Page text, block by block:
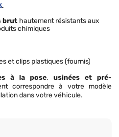
brut hautement résistants aux
chimiques
et clips plastiques (fournis)
à la pose, usinées et pré-
correspondre à votre modèle
dans votre véhicule.